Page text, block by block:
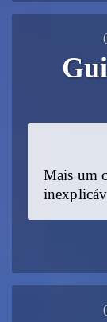
Mais um